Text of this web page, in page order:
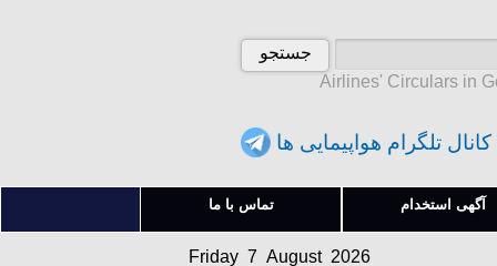
Airlines' Circulars in
کانال تلگرام هواپیمایی ها
آگهی استخدام تماس با ما
Friday 7 August 2026
آدینه 16 امرداد 1405
Friday 7 August 2026